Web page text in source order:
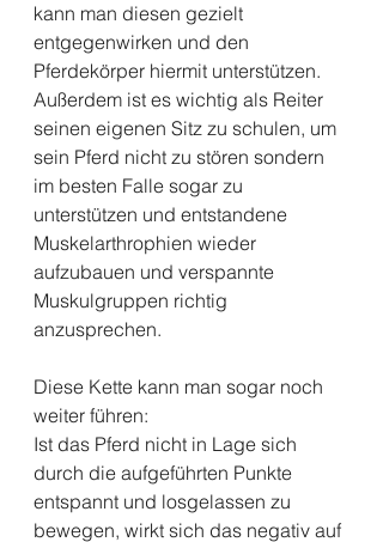
kann man diesen gezielt
entgegenwirken und den
Pferdekörper hiermit unterstützen.
Außerdem ist es wichtig als Reiter
seinen eigenen Sitz zu schulen, um
sein Pferd nicht zu stören sondern
im besten Falle sogar zu
unterstützen und entstandene
Muskelarthrophien wieder
aufzubauen und verspannte
Muskulgruppen richtig
anzusprechen.
Diese Kette kann man sogar noch
weiter führen:
Ist das Pferd nicht in Lage sich
durch die aufgeführten Punkte
entspannt und losgelassen zu
bewegen, wirkt sich das negativ auf